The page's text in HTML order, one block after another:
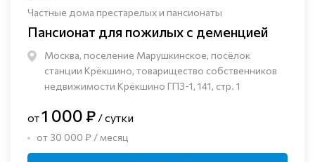
Частные дома престарелых и пансионаты
Пансионат для пожилых с деменцией
Москва, поселение Марушкинское, посёлок
станции Крёкшино, товарищество собственников
недвижимости Крёкшино ГПЗ-1, 141, стр. 1
от1 000 ₽ / сутки
от 30 000 ₽ / месяц